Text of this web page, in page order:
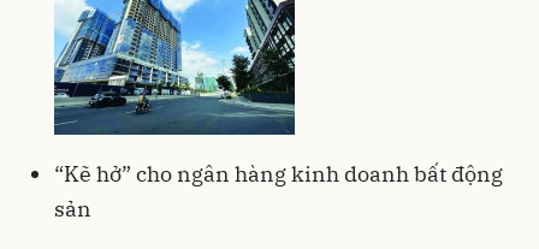
“Kẽ hở” cho ngân hàng kinh doanh bất động
sản